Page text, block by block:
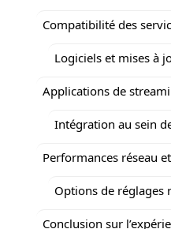
Compatibilité des
Logiciels et mises à
Applications de
Intégration au sein
Performances réseau
Options de réglages
Conclusion sur